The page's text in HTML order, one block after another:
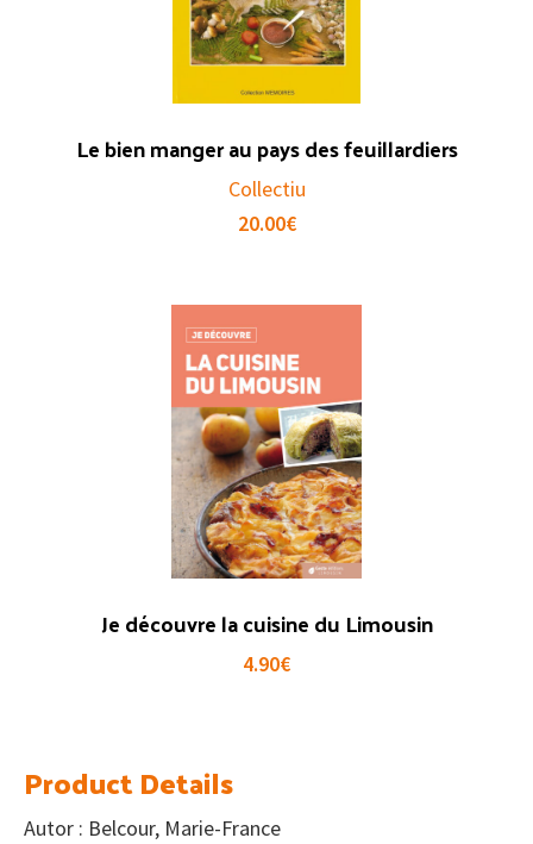
Le bien manger au pays des feuillardiers
Collectiu
20.00€
Je découvre la cuisine du Limousin
4.90€
Product Details
Autor : Belcour, Marie-France